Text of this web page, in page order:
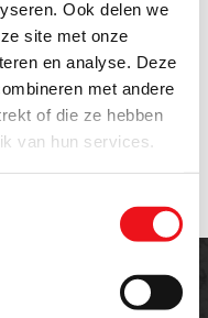
Ook delen we
site met onze
en analyse. Deze
met andere
of die ze hebben
van hun services.
250 bar
300 x 550 mm
200 x 10 mm
1150 mm
1103 mm
750 mm